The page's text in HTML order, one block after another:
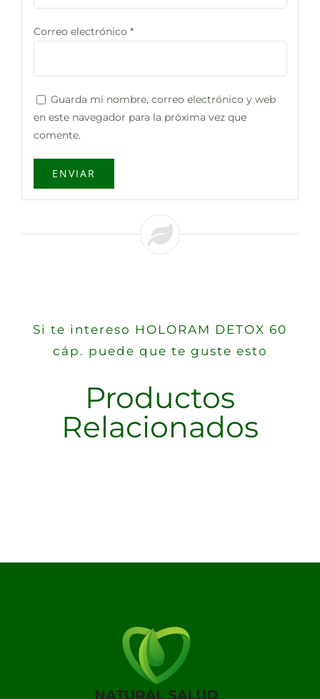
Correo electrónico *
Guarda mi nombre, correo electrónico y web
en este navegador para la próxima vez que
comente.
Si te intereso HOLORAM DETOX 60
cáp. puede que te guste esto
Productos
Relacionados